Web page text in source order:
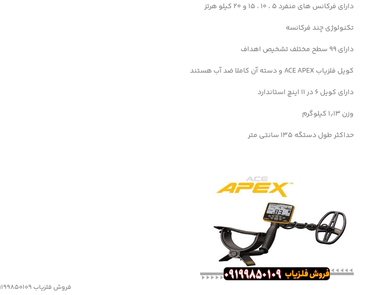
دارای فرکانس های منفرد ۵ ، ۱۰ ، ۱۵ و ۲۰ کیلو هرتز
تکنولوژی چند فرکانسه
دارای ۹۹ سطح مختلف تشخیص اهداف
کویل فلزیاب ACE APEX و دسته آن کاملا ضد آب هستند
دارای کویل ۶ در ۱۱ اینچ استاندارد
وزن ۱٫۱۳ کیلوگرم
حداکثر طول دستگه ۱۳۵ سانتی متر
فروش فلزیاب 09199850109